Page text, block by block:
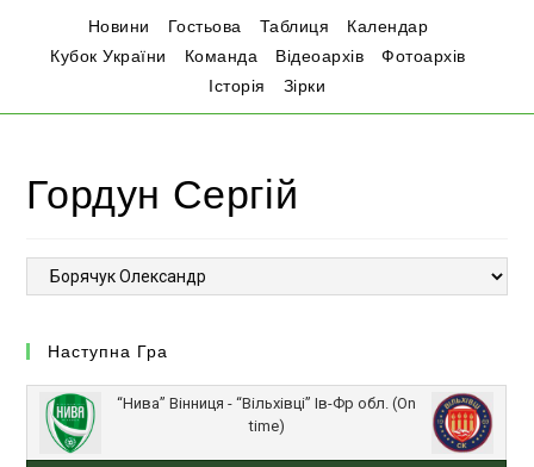
Новини Гостьова Таблиця
Календар
Кубок України
Команда Відеоархів
Фотоархів
Історія
Зірки
Гордун Сергій
Наступна Гра
“Нива” Вінниця - “Вільхівці” Ів-Фр обл. (On
time)